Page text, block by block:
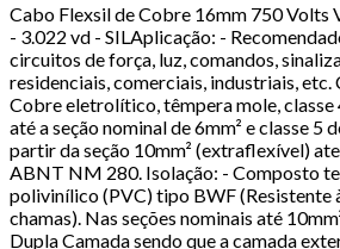
Cabo Flexsil de Cobre 16mm 750 Volts
- 3.022 vd - SILAplicação: -
circuitos de força, luz, comandos,
residenciais, comerciais, industriais, etc.
Cobre eletrolítico, têmpera mole, classe
até a seção nominal de 6mm² e classe 5
partir da seção 10mm² (extraflexível)
ABNT NM 280. Isolação: - Composto
polivinílico (PVC) tipo BWF (Resistente
chamas). Nas seções nominais até
Dupla Camada sendo que a camada